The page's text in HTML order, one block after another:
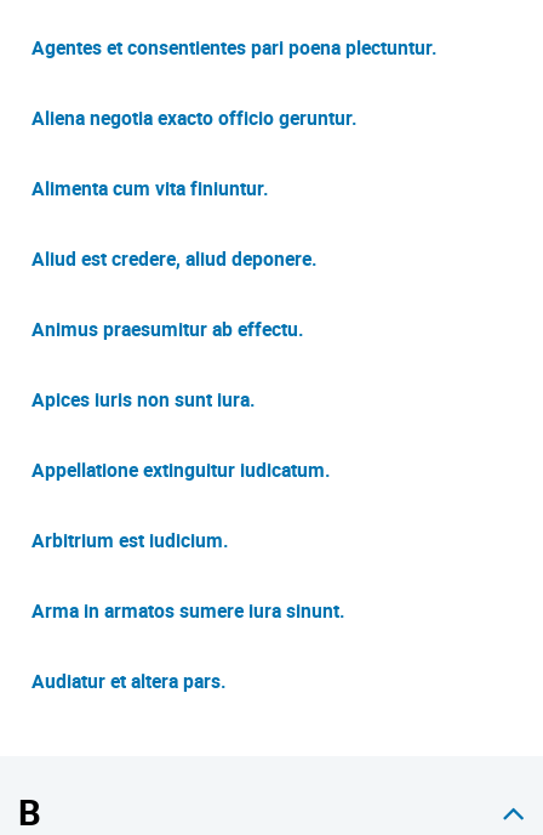
Agentes et consentientes pari poena plectuntur.
Aliena negotia exacto officio geruntur.
Alimenta cum vita finiuntur.
Aliud est credere, aliud deponere.
Animus praesumitur ab effectu.
Apices iuris non sunt iura.
Appellatione extinguitur iudicatum.
Arbitrium est iudicium.
Arma in armatos sumere iura sinunt.
Audiatur et altera pars.
B